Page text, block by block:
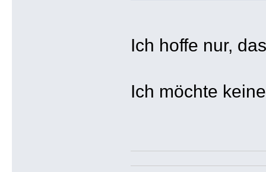
Ich hoffe nur,
Ich möchte